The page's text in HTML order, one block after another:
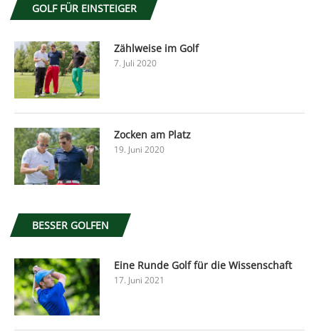
GOLF FÜR EINSTEIGER
Zählweise im Golf
7. Juli 2020
Zocken am Platz
19. Juni 2020
BESSER GOLFEN
Eine Runde Golf für die Wissenschaft
17. Juni 2021